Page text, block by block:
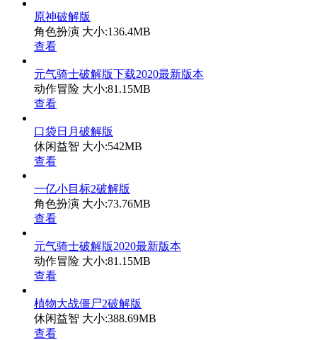
原神破解版
角色扮演 大小:136.4MB
查看
元气骑士破解版下载2020最新版本
动作冒险 大小:81.15MB
查看
口袋日月破解版
休闲益智 大小:542MB
查看
一亿小目标2破解版
角色扮演 大小:73.76MB
查看
元气骑士破解版2020最新版本
动作冒险 大小:81.15MB
查看
植物大战僵尸2破解版
休闲益智 大小:388.69MB
查看